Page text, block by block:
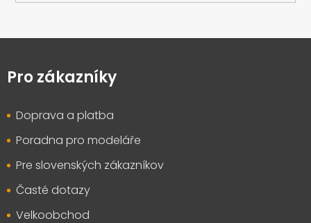
pPro zákazníky
Doprava a platba
Poradna pro modeláře
Pre slovenských zákazníkov
Časté dotazy
Velkoobchod